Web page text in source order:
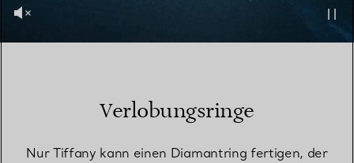
Verlobungsringe
Nur Tiffany kann einen Diamantring fertigen, der